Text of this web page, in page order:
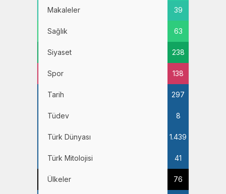
Makaleler 39
Sağlık 63
Siyaset 238
Spor 138
Tarih 297
Tüdev 8
Türk Dünyası 1.439
Türk Mitolojisi 41
Ülkeler 76